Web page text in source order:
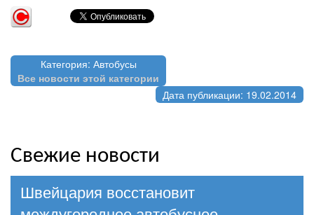
Категория: Автобусы
Все новости этой категории
Дата публикации: 19.02.2014
Свежие новости
Швейцария восстановит